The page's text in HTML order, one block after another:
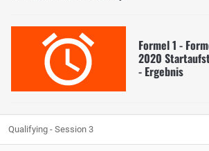
Formel 1 -
2020
- Ergebnis
Qualifying - Session 3